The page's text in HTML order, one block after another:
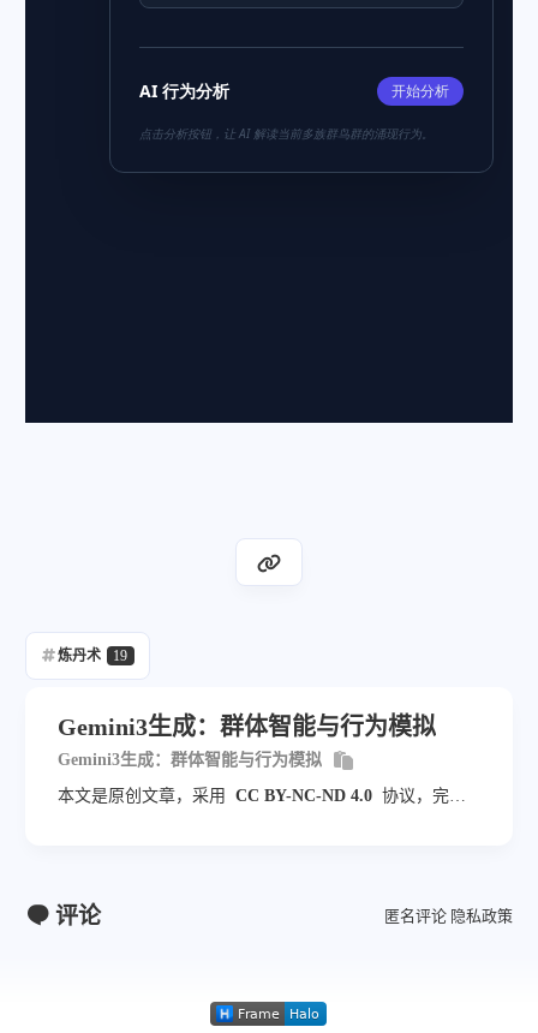
炼丹术 19
Gemini3生成：群体智能与行为模拟
Gemini3生成：群体智能与行为模拟
本文是原创文章，采用
CC BY-NC-ND 4.0 协议，完整
评论 匿名评论 隐私政策